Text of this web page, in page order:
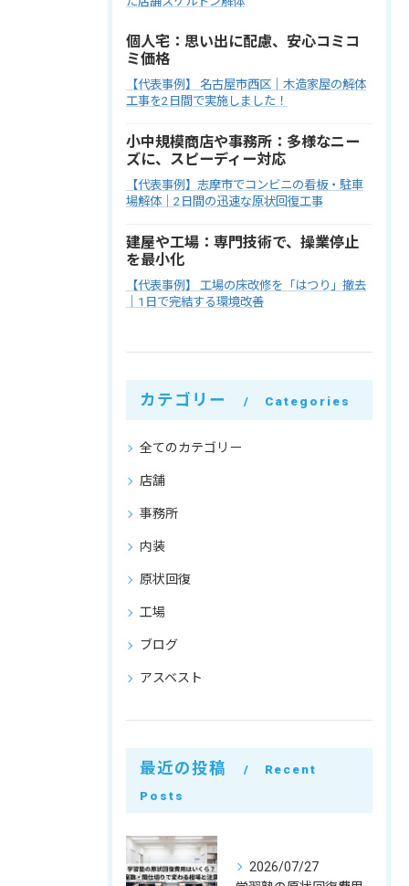
個人宅：思い出に配慮、安心コミコ
ミ価格
【代表事例】 名古屋市西区｜木造家屋の解体
工事を2日間で実施しました！
小中規模商店や事務所：多様なニー
ズに、スピーディー対応
【代表事例】志摩市でコンビニの看板・駐車
場解体｜2日間の迅速な原状回復工事
建屋や工場：専門技術で、操業停止
を最小化
【代表事例】 工場の床改修を「はつり」撤去
｜1日で完結する環境改善
カテゴリー Categories
全てのカテゴリー
店舗
事務所
内装
原状回復
工場
ブログ
アスベスト
最近の投稿
Recent
Posts
2026/07/27